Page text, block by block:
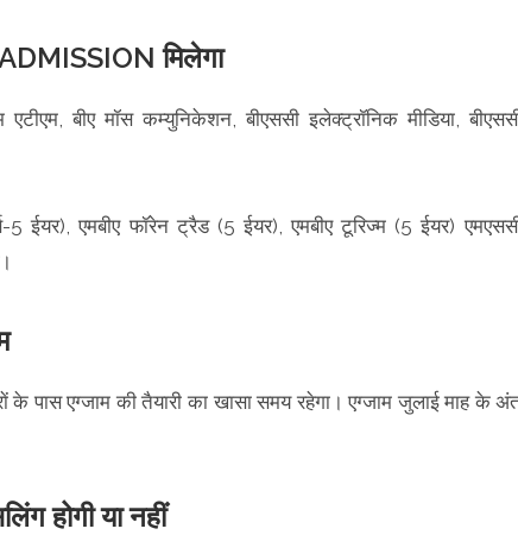
मिलेगा
बीए मॉस कम्युनिकेशन, बीएससी इलेक्ट्रॉनिक मीडिया,
5 ईयर), एमबीए फॉरेन ट्रैड (5 ईयर), एमबीए टूरिज्म (5 ईयर)
के पास एग्जाम की तैयारी का खासा समय रहेगा। एग्जाम जुलाई माह के
होगी या नहीं